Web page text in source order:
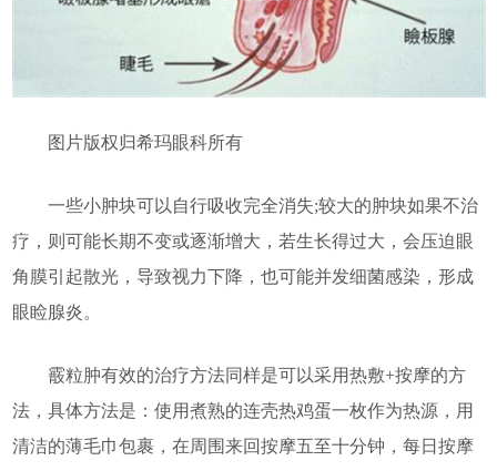
图片版权归希玛眼科所有
一些小肿块可以自行吸收完全消失;较大的肿块如果不治
疗，则可能长期不变或逐渐增大，若生长得过大，会压迫眼
角膜引起散光，导致视力下降，也可能并发细菌感染，形成
眼睑腺炎。
霰粒肿有效的治疗方法同样是可以采用热敷+按摩的方
法，具体方法是：使用煮熟的连壳热鸡蛋一枚作为热源，用
清洁的薄毛巾包裹，在周围来回按摩五至十分钟，每日按摩